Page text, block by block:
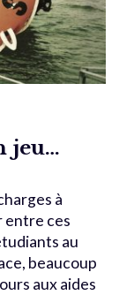
jeu…
à
entre ces
au
beaucoup
aux aides